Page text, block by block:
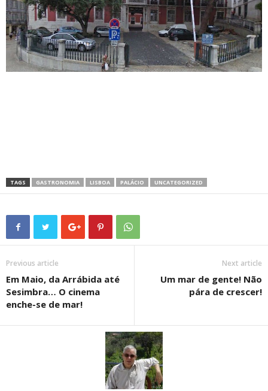
TAGS GASTRONOMIA LISBOA PALÁCIO UNCATEGORIZED
Previous article
Em Maio, da Arrábida até
Sesimbra… O cinema
enche-se de mar!
Next article
Um mar de gente! Não
pára de crescer!